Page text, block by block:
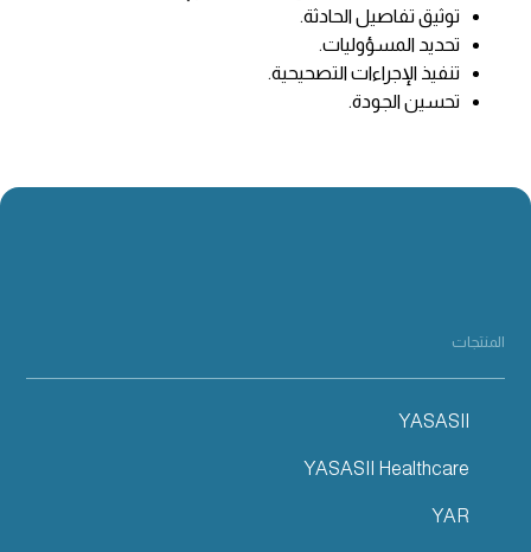
توثيق تفاصيل الحادثة.
تحديد المسؤوليات.
تنفيذ الإجراءات التصحيحية.
تحسين الجودة.
المنتجات
YASASII
YASASII Healthcare
YAR